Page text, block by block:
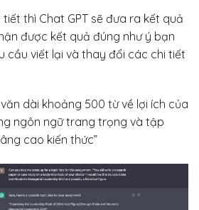
thì Chat GPT sẽ đưa ra kết quả
được kết quả đúng như ý bạn
cầu viết lại và thay đổi các chi tiết
dài khoảng 500 từ về lợi ích của
ngôn ngữ trang trọng và tập
cao kiến thức”